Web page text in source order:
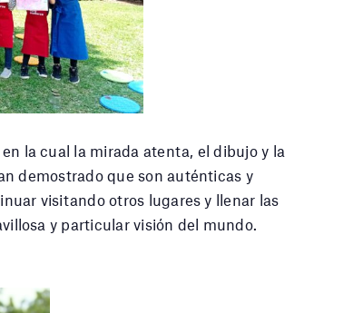
la cual la mirada atenta, el dibujo y la
demostrado que son auténticas y
visitando otros lugares y llenar las
y particular visión del mundo.